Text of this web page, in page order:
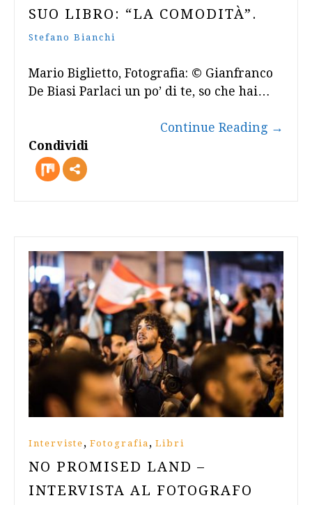
SUO LIBRO: “LA COMODITÀ”.
Stefano Bianchi
Mario Biglietto, Fotografia: © Gianfranco
De Biasi Parlaci un po’ di te, so che hai…
Continue Reading →
Condividi
Interviste , Fotografia , Libri
NO PROMISED LAND –
INTERVISTA AL FOTOGRAFO